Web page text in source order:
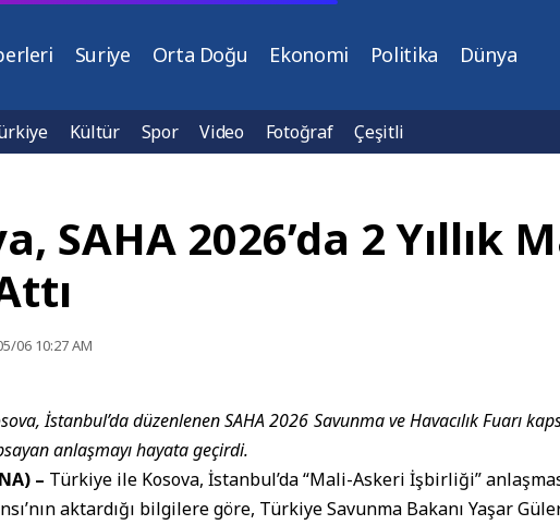
Suriye Orta Doğu Ekonomi Politika Dünya
Kültür Spor Video Fotoğraf Çeşitli
SAHA 2026’da 2 Yıllık
06 10:27 AM
İstanbul’da düzenlenen SAHA 2026 Savunma ve Havacılık Fuarı
anlaşmayı hayata geçirdi.
– Türkiye ile Kosova, İstanbul’da “Mali-Askeri İşbirliği”
aktardığı bilgilere göre, Türkiye Savunma Bakanı Yaşar